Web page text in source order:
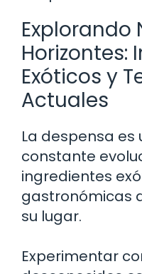
Explorando
Horizontes:
Exóticos y
Actuales
La despensa es
constante
ingredientes
gastronómicas
su lugar.
Experimentar